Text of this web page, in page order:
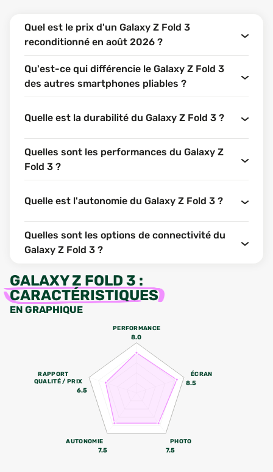
Quel est le prix d'un Galaxy Z Fold 3
reconditionné en août 2026 ?
Qu'est-ce qui différencie le Galaxy Z Fold 3
des autres smartphones pliables ?
Quelle est la durabilité du Galaxy Z Fold 3 ?
Quelles sont les performances du Galaxy Z
Fold 3 ?
Quelle est l'autonomie du Galaxy Z Fold 3 ?
Quelles sont les options de connectivité du
Galaxy Z Fold 3 ?
GALAXY Z FOLD 3 :
CARACTÉRISTIQUES
EN GRAPHIQUE
PERFORMANCE
8.0
ÉCRAN
8.5
PHOTO
7.5
AUTONOMIE
7.5
RAPPORT
QUALITÉ / PRIX
6.5